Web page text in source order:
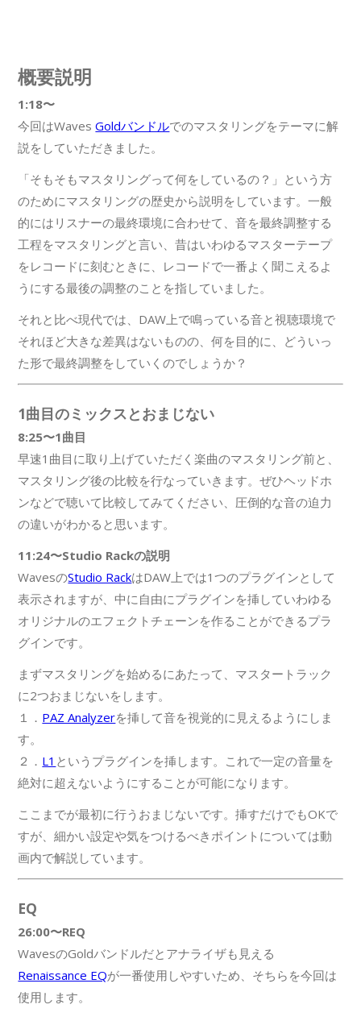
概要説明
1:18〜
今回はWavesGoldバンドルでのマスタリングをテーマに解
説をしていただきました。
「そもそもマスタリングって何をしているの？」という方
のためにマスタリングの歴史から説明をしています。一般
的にはリスナーの最終環境に合わせて、音を最終調整する
工程をマスタリングと言い、昔はいわゆるマスターテープ
をレコードに刻むときに、レコードで一番よく聞こえるよ
うにする最後の調整のことを指していました。
それと比べ現代では、DAW上で鳴っている音と視聴環境で
それほど大きな差異はないものの、何を目的に、どういっ
た形で最終調整をしていくのでしょうか？
1曲目のミックスとおまじない
8:25〜1曲目
早速1曲目に取り上げていただく楽曲のマスタリング前と、
マスタリング後の比較を行なっていきます。ぜひヘッドホ
ンなどで聴いて比較してみてください、圧倒的な音の迫力
の違いがわかると思います。
11:24〜Studio Rackの説明
WavesのStudio RackはDAW上では1つのプラグインとして
表示されますが、中に自由にプラグインを挿していわゆる
オリジナルのエフェクトチェーンを作ることができるプラ
グインです。
まずマスタリングを始めるにあたって、マスタートラック
に2つおまじないをします。
１． PAZ Analyzerを挿して音を視覚的に見えるようにしま
す。
２． L1 というプラグインを挿します。これで一定の音量を
絶対に超えないようにすることが可能になります。
ここまでが最初に行うおまじないです。挿すだけでもOKで
すが、細かい設定や気をつけるべきポイントについては動
画内で解説しています。
EQ
26:00〜REQ
WavesのGoldバンドルだとアナライザも見える
Renaissance EQが一番使用しやすいため、そちらを今回は
使用します。